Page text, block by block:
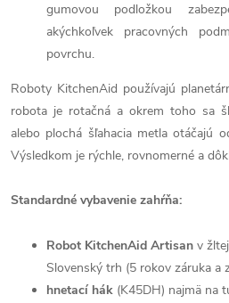
gumovou podložkou
akýchkoľvek pracovných
povrchu.
Roboty KitchenAid používajú
robota je rotačná a okrem toho sa
alebo plochá šľahacia metla otáčajú
Výsledkom je rýchle, rovnomerné a
Standardné vybavenie zahŕňa:
Robot KitchenAid Artisan v
Slovenský trh (5 rokov záruka a
hnetací hák (K45DH) najmä na